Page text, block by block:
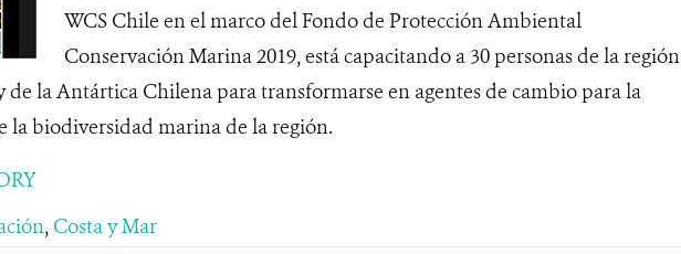
WCS Chile en el marco del Fondo de Protección Ambiental
Conservación Marina 2019, está capacitando a 30 personas de la región
de la Antártica Chilena para transformarse en agentes de cambio para la
la biodiversidad marina de la región.
, Costa y Mar